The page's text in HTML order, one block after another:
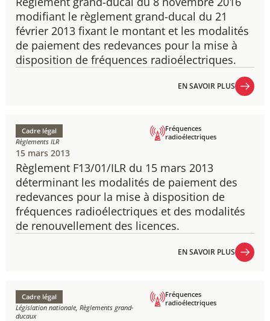
modifiant le règlement grand-ducal du 21
février 2013 fixant le montant et les modalités
de paiement des redevances pour la mise à
disposition de fréquences radioélectriques.​
EN SAVOIR PLUS
Règlement F13/01/ILR du 15 mars 2013
déterminant les modalités de paiement des
redevances pour la mise à disposition de
fréquences radioélectriques et des modalités
de renouvellement des licences.
Cadre légal
Règlements ILR
Fréquences
radioélectriques
15 mars 2013
EN SAVOIR PLUS
Cadre légal
Législation nationale, Règlements grand-
ducaux
Fréquences
radioélectriques